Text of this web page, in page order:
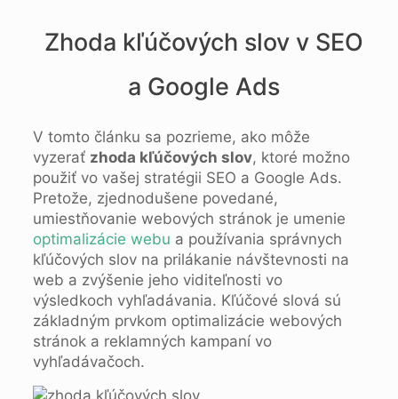
Zhoda kľúčových slov v SEO
a Google Ads
V tomto článku sa pozrieme, ako môže
vyzerať zhoda kľúčových slov, ktoré možno
použiť vo vašej stratégii SEO a Google Ads.
Pretože, zjednodušene povedané,
umiestňovanie webových stránok je umenie
optimalizácie webu a používania správnych
kľúčových slov na prilákanie návštevnosti na
web a zvýšenie jeho viditeľnosti vo
výsledkoch vyhľadávania. Kľúčové slová sú
základným prvkom optimalizácie webových
stránok a reklamných kampaní vo
vyhľadávačoch.